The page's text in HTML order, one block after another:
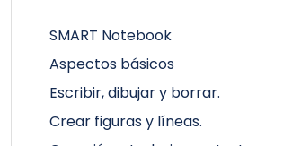
SMART Notebook
Aspectos básicos
Escribir, dibujar y borrar.
Crear figuras y líneas.